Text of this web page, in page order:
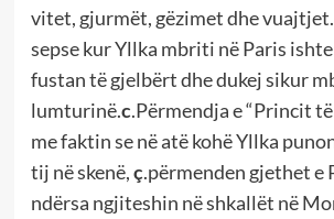
vitet, gjurmët, gëzimet dhe vuajtjet.
sepse kur Yllka mbriti në Paris
fustan të gjelbërt dhe dukej sikur
lumturinë.c.Përmendja e “Princit
me faktin se në atë kohë Yllka
tij në skenë,ç.përmenden gjethet e
ndërsa ngjiteshin në shkallët në